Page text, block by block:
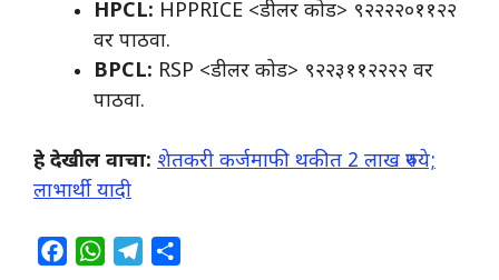
HPCL: HPPRICE <डीलर कोड> ९२२२२०११२२
वर पाठवा.
BPCL: RSP <डीलर कोड> ९२२३११२२२२ वर
पाठवा.
हे देखील वाचा: शेतकरी कर्जमाफी थकीत 2 लाख रुपये;
लाभार्थी यादी
W